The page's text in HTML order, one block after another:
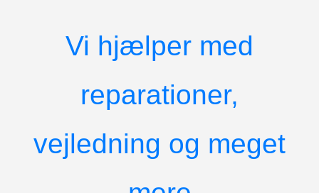
Vi hjælper med
reparationer,
vejledning og meget